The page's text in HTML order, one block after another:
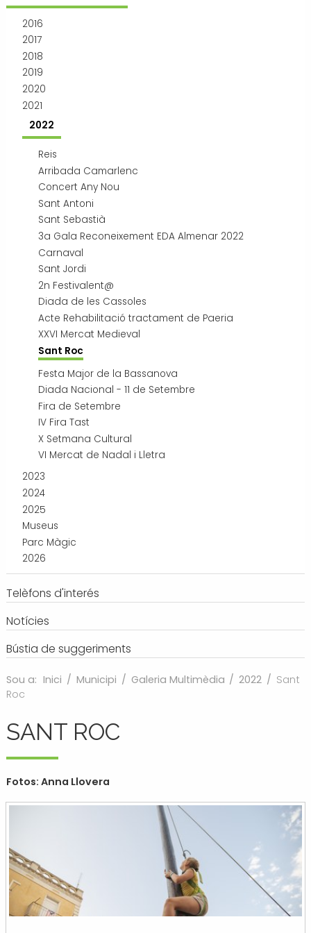
2016
2017
2018
2019
2020
2021
2022
Reis
Arribada Camarlenc
Concert Any Nou
Sant Antoni
Sant Sebastià
3a Gala Reconeixement EDA Almenar 2022
Carnaval
Sant Jordi
2n Festivalent@
Diada de les Cassoles
Acte Rehabilitació tractament de Paeria
XXVI Mercat Medieval
Sant Roc
Festa Major de la Bassanova
Diada Nacional - 11 de Setembre
Fira de Setembre
IV Fira Tast
X Setmana Cultural
VI Mercat de Nadal i Lletra
2023
2024
2025
Museus
Parc Màgic
2026
Telèfons d'interés
Notícies
Bústia de suggeriments
Sou a: Inici / Municipi / Galeria Multimèdia / 2022 / Sant
Roc
SANT ROC
Fotos: Anna Llovera